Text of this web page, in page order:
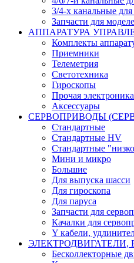
3/4-х канальные
Запчасти для
АППАРАТУРА
Комплекты
Приемники
Телеметрия
Светотехника
Гироскопы
Прочая электроника
Аксессуары
СЕРВОПРИВОДЫ
Стандартные
Стандартные HV
Стандартные
Мини и микро
Большие
Для выпуска шасси
Для гироскопа
Для паруса
Запчасти для
Качалки для
Y кабели,
Бесколлекторные